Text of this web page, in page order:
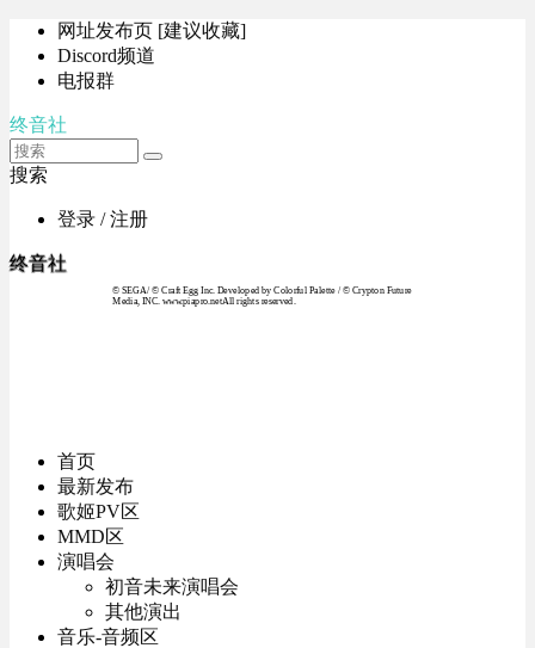
网址发布页 [建议收藏]
Discord频道
电报群
终音社
搜索
登录 / 注册
终音社
© SEGA / © Craft Egg Inc. Developed by Colorful Palette / © Crypton Future
Media, INC. www.piapro.netAll rights reserved.
首页
最新发布
歌姬PV区
MMD区
演唱会
初音未来演唱会
其他演出
音乐-音频区